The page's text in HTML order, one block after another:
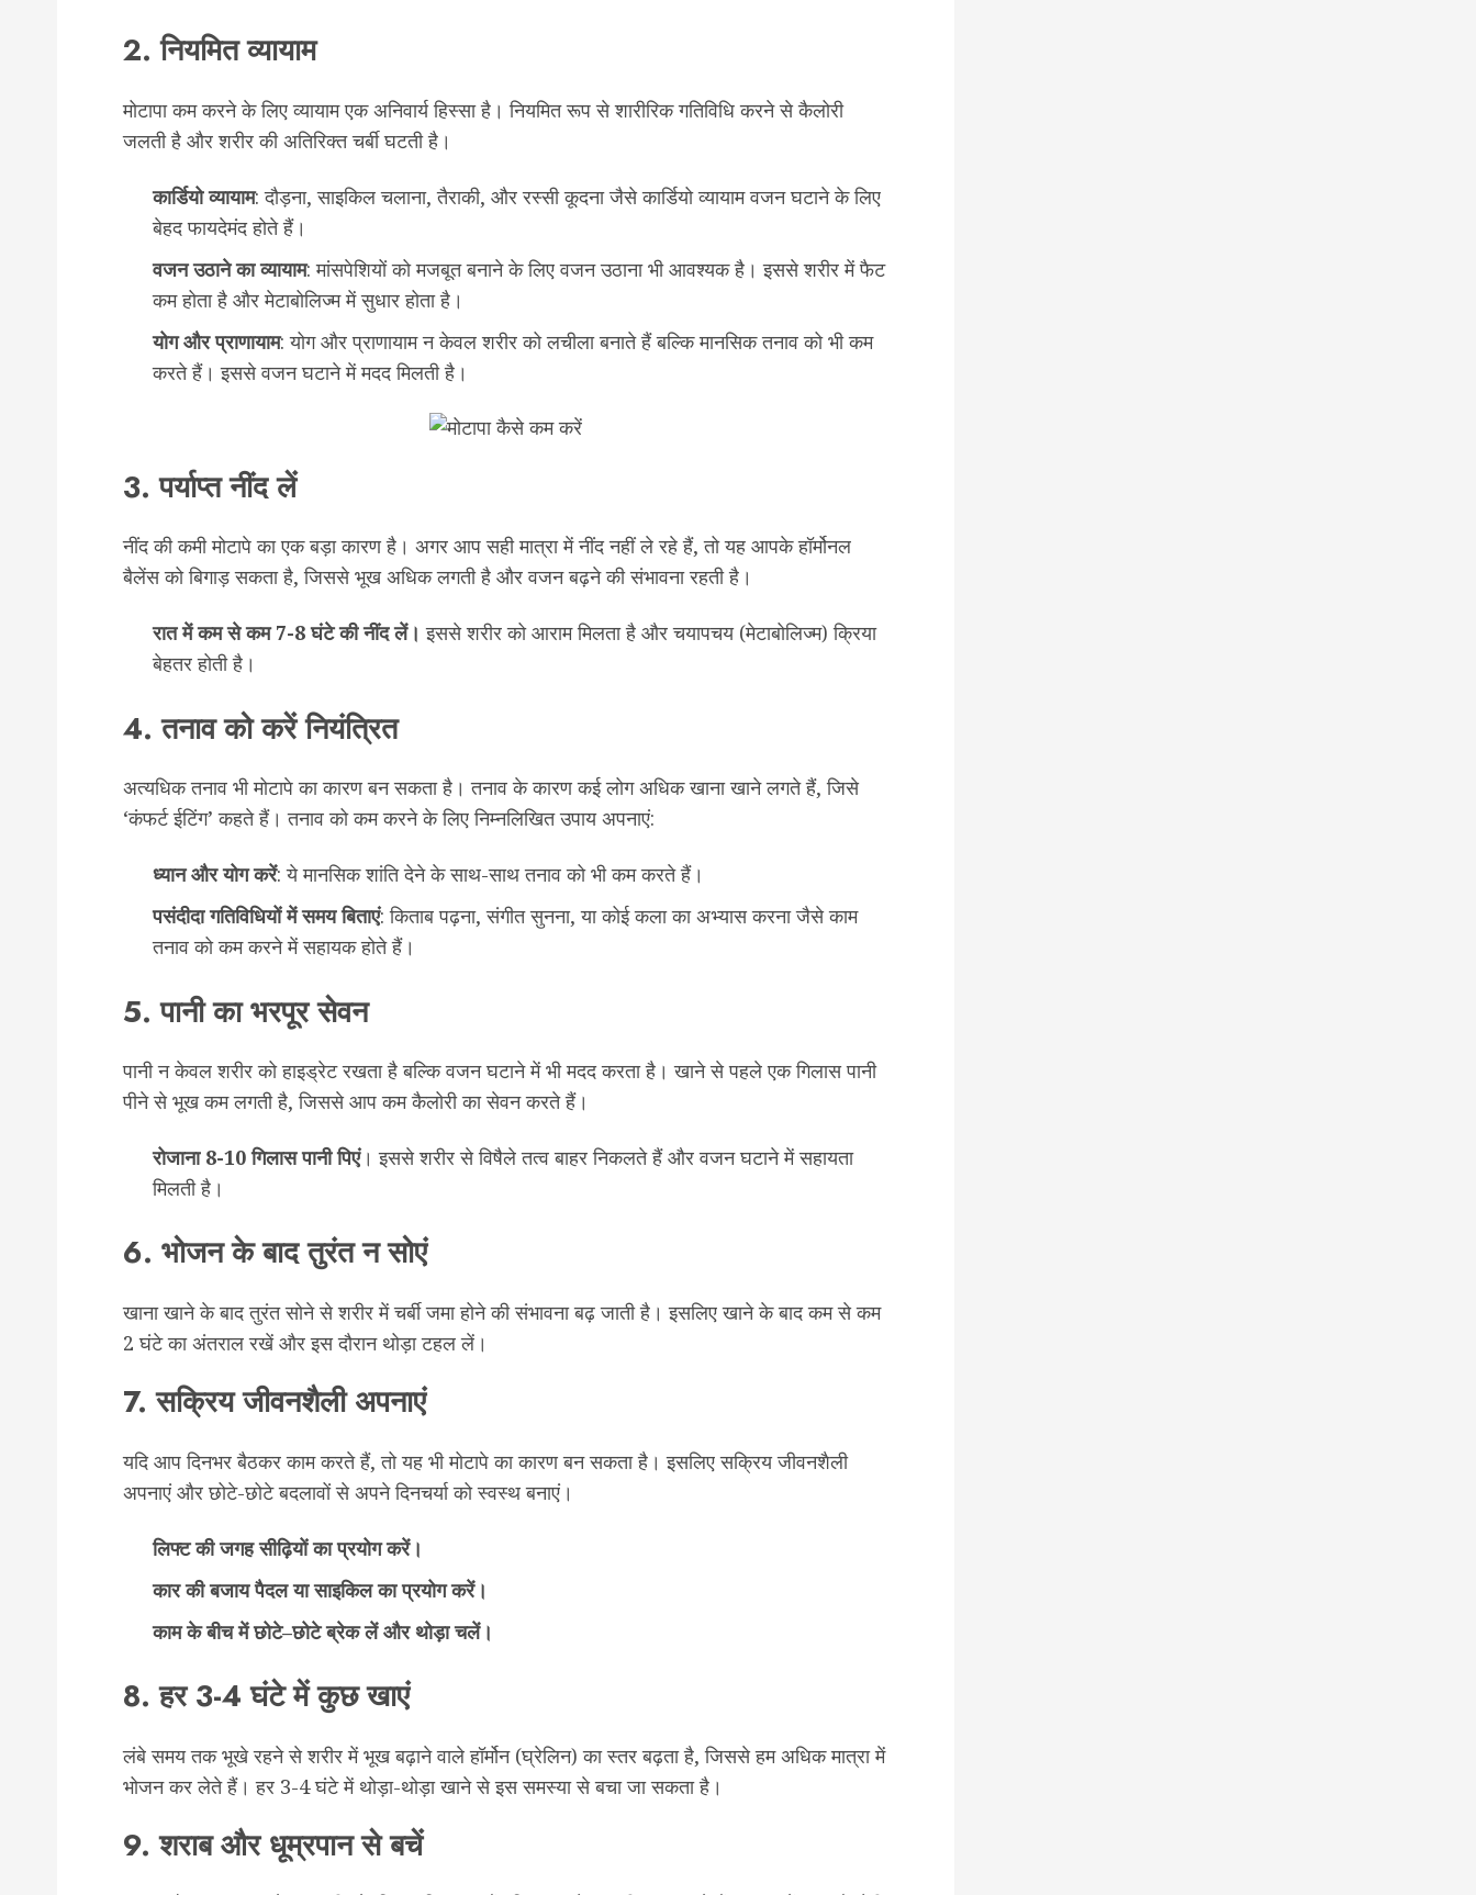
2. नियमित व्यायाम
मोटापा कम करने के लिए व्यायाम एक अनिवार्य हिस्सा है। नियमित रूप से शारीरिक गतिविधि करने से कैलोरी
जलती है और शरीर की अतिरिक्त चर्बी घटती है।
कार्डियो व्यायाम: दौड़ना, साइकिल चलाना, तैराकी, और रस्सी कूदना जैसे कार्डियो व्यायाम वजन घटाने के लिए
बेहद फायदेमंद होते हैं।
वजन उठाने का व्यायाम: मांसपेशियों को मजबूत बनाने के लिए वजन उठाना भी आवश्यक है। इससे शरीर में फैट
कम होता है और मेटाबोलिज्म में सुधार होता है।
योग और प्राणायाम: योग और प्राणायाम न केवल शरीर को लचीला बनाते हैं बल्कि मानसिक तनाव को भी कम
करते हैं। इससे वजन घटाने में मदद मिलती है।
3. पर्याप्त नींद लें
नींद की कमी मोटापे का एक बड़ा कारण है। अगर आप सही मात्रा में नींद नहीं ले रहे हैं, तो यह आपके हॉर्मोनल
बैलेंस को बिगाड़ सकता है, जिससे भूख अधिक लगती है और वजन बढ़ने की संभावना रहती है।
रात में कम से कम7-8घंटे की नींद लें। इससे शरीर को आराम मिलता है और चयापचय (मेटाबोलिज्म) क्रिया
बेहतर होती है।
4. तनाव को करें नियंत्रित
अत्यधिक तनाव भी मोटापे का कारण बन सकता है। तनाव के कारण कई लोग अधिक खाना खाने लगते हैं, जिसे
‘कंफर्ट ईटिंग’ कहते हैं। तनाव को कम करने के लिए निम्नलिखित उपाय अपनाएं:
ध्यान और योग करें: ये मानसिक शांति देने के साथ-साथ तनाव को भी कम करते हैं।
पसंदीदा गतिविधियों में समय बिताएं: किताब पढ़ना, संगीत सुनना, या कोई कला का अभ्यास करना जैसे काम
तनाव को कम करने में सहायक होते हैं।
5. पानी का भरपूर सेवन
पानी न केवल शरीर को हाइड्रेट रखता है बल्कि वजन घटाने में भी मदद करता है। खाने से पहले एक गिलास पानी
पीने से भूख कम लगती है, जिससे आप कम कैलोरी का सेवन करते हैं।
रोजाना8-10गिलास पानी पिएं। इससे शरीर से विषैले तत्व बाहर निकलते हैं और वजन घटाने में सहायता
मिलती है।
6. भोजन के बाद तुरंत न सोएं
खाना खाने के बाद तुरंत सोने से शरीर में चर्बी जमा होने की संभावना बढ़ जाती है। इसलिए खाने के बाद कम से कम
2 घंटे का अंतराल रखें और इस दौरान थोड़ा टहल लें।
7. सक्रिय जीवनशैली अपनाएं
यदि आप दिनभर बैठकर काम करते हैं, तो यह भी मोटापे का कारण बन सकता है। इसलिए सक्रिय जीवनशैली
अपनाएं और छोटे-छोटे बदलावों से अपने दिनचर्या को स्वस्थ बनाएं।
लिफ्ट की जगह सीढ़ियों का प्रयोग करें।
कार की बजाय पैदल या साइकिल का प्रयोग करें।
काम के बीच में छोटे–छोटे ब्रेक लें और थोड़ा चलें।
8. हर 3-4 घंटे में कुछ खाएं
लंबे समय तक भूखे रहने से शरीर में भूख बढ़ाने वाले हॉर्मोन (घ्रेलिन) का स्तर बढ़ता है, जिससे हम अधिक मात्रा में
भोजन कर लेते हैं। हर 3-4 घंटे में थोड़ा-थोड़ा खाने से इस समस्या से बचा जा सकता है।
9. शराब और धूम्रपान से बचें